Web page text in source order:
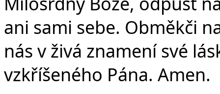
ani sami sebe. Obměkči
nás v živá znamení své
vzkříšeného Pána. Amen.